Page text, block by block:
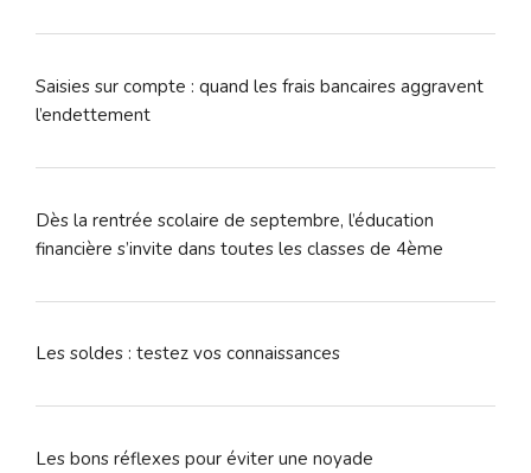
Saisies sur compte : quand les frais bancaires aggravent
l’endettement
Dès la rentrée scolaire de septembre, l’éducation
financière s’invite dans toutes les classes de 4ème
Les soldes : testez vos connaissances
Les bons réflexes pour éviter une noyade